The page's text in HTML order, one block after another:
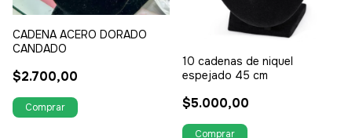
CADENA ACERO DORADO
CANDADO
$2.700,00
10 cadenas de niquel
espejado 45 cm
$5.000,00